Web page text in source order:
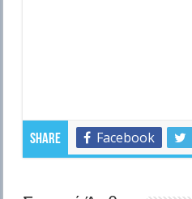
Share Facebook